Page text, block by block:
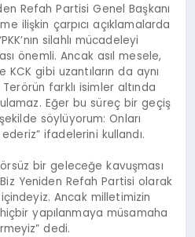
Refah Partisi Genel Başkanı
ilişkin çarpıcı açıklamalarda
silahlı mücadeleyi
önemli. Ancak asıl mesele,
KCK gibi uzantıların da aynı
Terörün farklı isimler altında
Eğer bu süreç bir geçiş
söylüyorum: Onları
ifadelerini kullandı.
bir geleceğe kavuşması
Yeniden Refah Partisi olarak
Ancak milletimizin
yapılanmaya müsamaha
dedi.